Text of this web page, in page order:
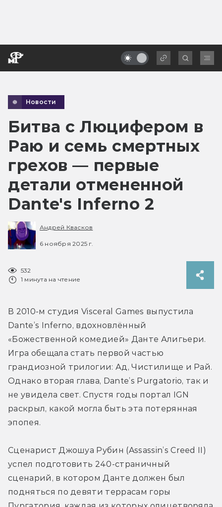
Новости
Битва с Люцифером в
Раю и семь смертных
грехов — первые
детали отмененной
Dante's Inferno 2
Андрей Квасков
6 ноября 2025 г.
532
1 минута на чтение
В 2010-м студия Visceral Games выпустила
Dante’s Inferno, вдохновлённый
«Божественной комедией» Данте Алигьери.
Игра обещала стать первой частью
грандиозной трилогии: Ад, Чистилище и Рай.
Однако вторая глава, Dante’s Purgatorio, так и
не увидела свет. Спустя годы портал IGN
раскрыл, какой могла быть эта потерянная
эпопея.
Сценарист Джошуа Рубин (Assassin’s Creed II)
успел подготовить 240-страничный
сценарий, в котором Данте должен был
подняться по девяти террасам горы